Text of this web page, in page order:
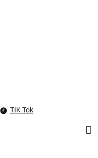
TIK Tok